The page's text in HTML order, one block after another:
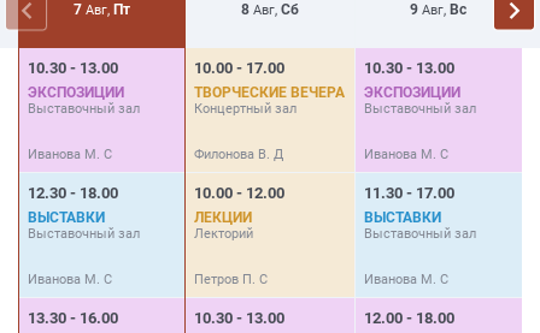
7 Авг, Пт 8 Авг,Сб 9 Авг, Вс
10.30 - 13.00
ЭКСПОЗИЦИИ
Выставочный зал
Иванова М. С
12.30 - 18.00
ВЫСТАВКИ
Выставочный зал
Иванова М. С
13.30 - 16.00
10.00 - 17.00
ТВОРЧЕСКИЕ ВЕЧЕРА
Концертный зал
Филонова В. Д
10.00 - 12.00
ЛЕКЦИИ
Лекторий
Петров П. С
10.30 - 13.00
10.30 - 13.00
ЭКСПОЗИЦИИ
Выставочный зал
Иванова М. С
11.30 - 17.00
ВЫСТАВКИ
Выставочный зал
Иванова М. С
12.00 - 18.00